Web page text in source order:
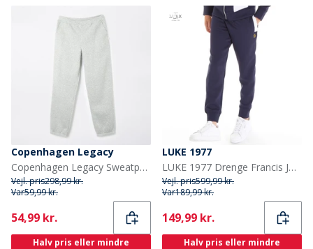
Copenhagen Legacy
Copenhagen Legacy Sweatpants grå melange til drenge
Vejl. pris298,99 kr.
Var59,99 kr.
Current
54,99 kr.
Halv pris eller mindre
LUKE 1977
LUKE 1977 Drenge Francis Joggingbukser Blå
Vejl. pris599,99 kr.
Var189,99 kr.
Current
149,99 kr.
Halv pris eller mindre